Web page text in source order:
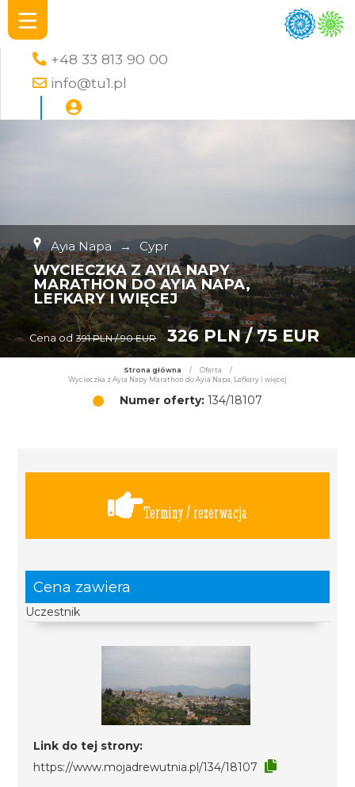
+48 33 813 90 00
info@tu1.pl
Ayia Napa → Cypr
WYCIECZKA Z AYIA NAPY
MARATHON DO AYIA NAPA,
LEFKARY I WIĘCEJ
Cena od 391 PLN / 90 EUR 326 PLN / 75 EUR
Strona główna / Oferta
/
Wycieczka z Ayia Napy Marathon do Ayia Napa, Lefkary i więcej
Numer oferty: 134/18107
Terminy / rezerwacja
Cena zawiera
Uczestnik
Link do tej strony:
https://www.mojadrewutnia.pl/134/18107